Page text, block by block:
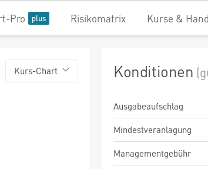
Pro Risikomatrix Kurse &
Kurs-Chart Konditionen
Ausgabeaufschlag
Mindestveranlagung
Managementgebühr